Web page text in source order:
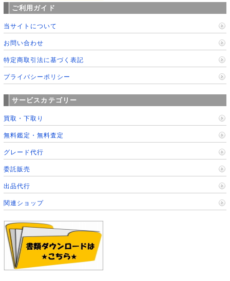
ご利用ガイド
当サイトについて
お問い合わせ
特定商取引法に基づく表記
プライバシーポリシー
サービスカテゴリー
買取・下取り
無料鑑定・無料査定
グレード代行
委託販売
出品代行
関連ショップ